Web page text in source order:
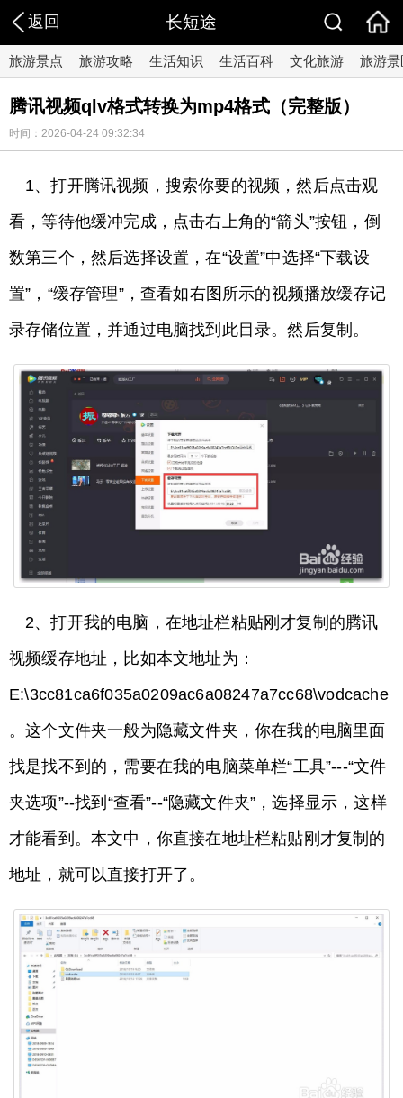
返回 长短途
旅游景点 旅游攻略 生活知识 生活百科 文化旅游 旅游景
腾讯视频qlv格式转换为mp4格式（完整版）
时间：2026-04-24 09:32:34
1、打开腾讯视频，搜索你要的视频，然后点击观
看，等待他缓冲完成，点击右上角的“箭头”按钮，倒
数第三个，然后选择设置，在“设置”中选择“下载设
置”，“缓存管理”，查看如右图所示的视频播放缓存记
录存储位置，并通过电脑找到此目录。然后复制。
2、打开我的电脑，在地址栏粘贴刚才复制的腾讯
视频缓存地址，比如本文地址为：
E:\3cc81ca6f035a0209ac6a08247a7cc68\vodcache
。这个文件夹一般为隐藏文件夹，你在我的电脑里面
找是找不到的，需要在我的电脑菜单栏“工具”---“文件
夹选项”--找到“查看”--“隐藏文件夹”，选择显示，这样
才能看到。本文中，你直接在地址栏粘贴刚才复制的
地址，就可以直接打开了。